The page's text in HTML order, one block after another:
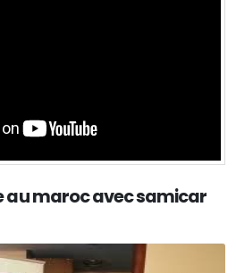
au maroc avec samicar